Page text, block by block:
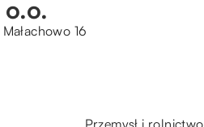
16
Przemysł i rolnictwo